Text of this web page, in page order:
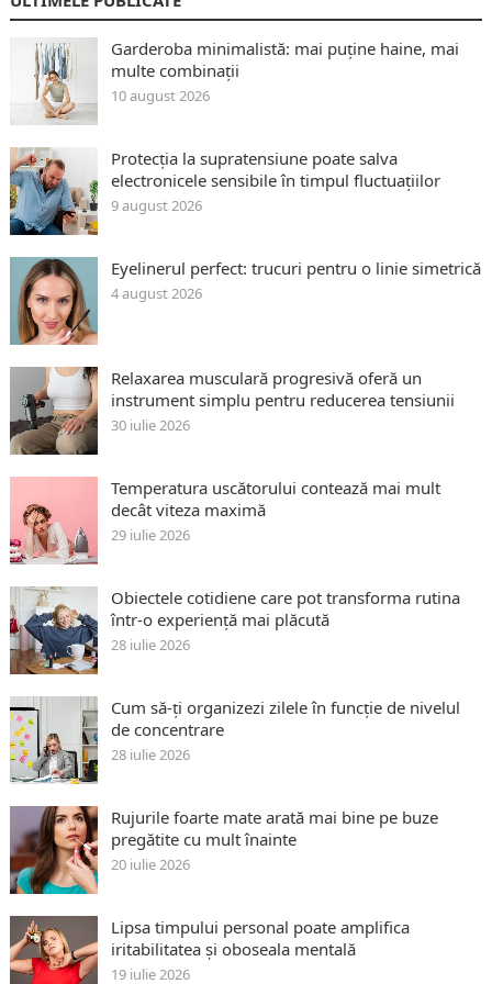
Garderoba minimalistă: mai puține haine, mai
multe combinații
10 august 2026
Protecția la supratensiune poate salva
electronicele sensibile în timpul fluctuațiilor
9 august 2026
Eyelinerul perfect: trucuri pentru o linie simetrică
4 august 2026
Relaxarea musculară progresivă oferă un
instrument simplu pentru reducerea tensiunii
30 iulie 2026
Temperatura uscătorului contează mai mult
decât viteza maximă
29 iulie 2026
Obiectele cotidiene care pot transforma rutina
într-o experiență mai plăcută
28 iulie 2026
Cum să-ți organizezi zilele în funcție de nivelul
de concentrare
28 iulie 2026
Rujurile foarte mate arată mai bine pe buze
pregătite cu mult înainte
20 iulie 2026
Lipsa timpului personal poate amplifica
iritabilitatea și oboseala mentală
19 iulie 2026